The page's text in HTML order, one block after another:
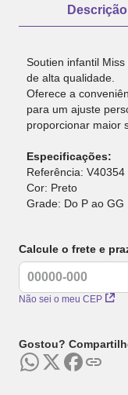
Descrição
Soutien infantil
de alta qualidade.
Oferece a
para um ajuste
proporcionar maior
Especificações:
Referência: V40354
Cor: Preto
Grade: Do P ao GG
Calcule o frete e
Não sei o meu CEP
Gostou?